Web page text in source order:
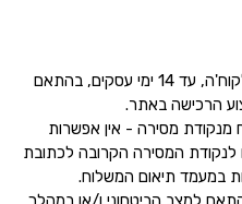
1. החברה תדאג לאספקת המוצר ללקוח'ה, עד 14 ימי עסקים, בהתאם
הרכישה באתר.
מנקודת מסירה - אין אפשרות
המסירה הקרובה לכתובת
במעמד תיאום המשלוח.